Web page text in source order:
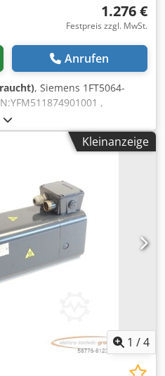
1.276 €
Festpreis zzgl. MwSt.
Anrufen
, Siemens 1FT5064-
,
und getestet mit 12
funktionsfähig,
diesen Artikel gelten nicht die
Preis bitte separat erfragen!
Kleinanzeige
1 /4